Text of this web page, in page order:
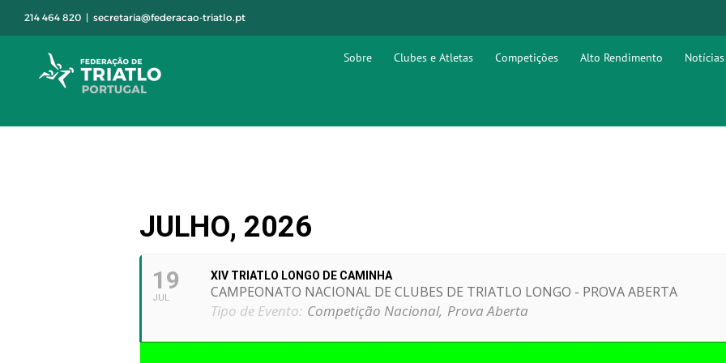
214 464 820 | secretaria@federacao-triatlo.pt
Sobre Clubes e Atletas Competições Alto Rendimento
JULHO, 2026
19
JUL
XIV TRIATLO LONGO DE CAMINHA
CAMPEONATO NACIONAL DE CLUBES DE TRIATLO LONGO - PROVA ABERTA
Tipo de Evento: Competição Nacional, Prova Aberta